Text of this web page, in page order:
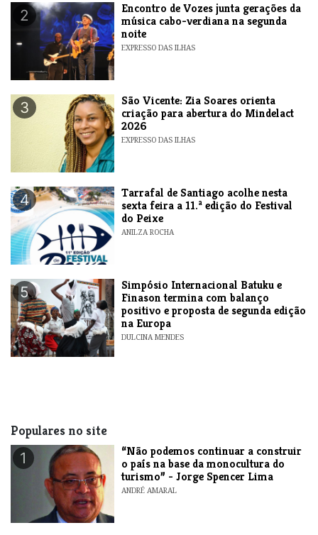
2
Encontro de Vozes junta gerações da
música cabo-verdiana na segunda
noite
EXPRESSO DAS ILHAS
3
São Vicente: Zia Soares orienta
criação para abertura do Mindelact
2026
EXPRESSO DAS ILHAS
4
Tarrafal de Santiago acolhe nesta
sexta feira a 11.ª edição do Festival
do Peixe
ANILZA ROCHA
5
Simpósio Internacional Batuku e
Finason termina com balanço
positivo e proposta de segunda edição
na Europa
DULCINA MENDES
Populares no site
1
“Não podemos continuar a construir
o país na base da monocultura do
turismo” - Jorge Spencer Lima
ANDRÉ AMARAL